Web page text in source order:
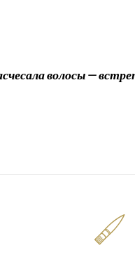
волосы —
